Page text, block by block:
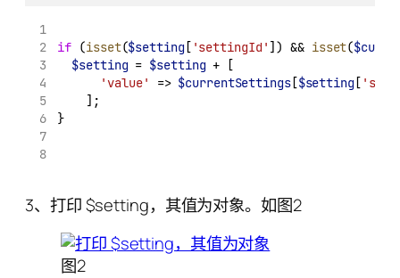
if (isset($setting[ 'settingId' ]) && isset(
$setting = $setting + [
'value'
=> $currentSettings[$setting[
		];
}
3、打印 $setting，其值为对象。如图2
图2